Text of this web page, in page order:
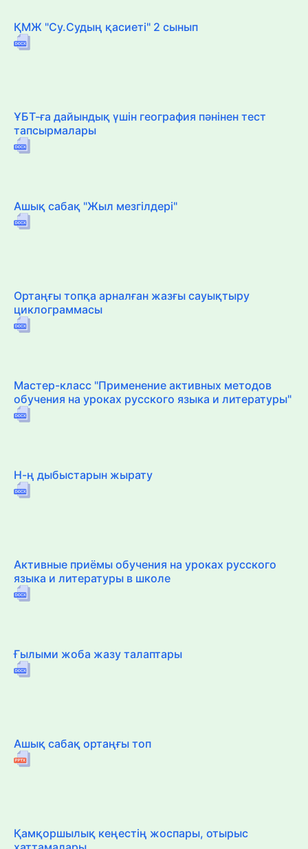
ҚМЖ "Су.Судың қасиеті" 2 сынып
ҰБТ-ға дайындық үшін география пәнінен тест
тапсырмалары
Ашық сабақ "Жыл мезгілдері"
Ортаңғы топқа арналған жазғы сауықтыру
циклограммасы
Мастер-класс "Применение активных методов
обучения на уроках русского языка и литературы"
Н-ң дыбыстарын жырату
Активные приёмы обучения на уроках русского
языка и литературы в школе
Ғылыми жоба жазу талаптары
Ашық сабақ ортаңғы топ
Қамқоршылық кеңестің жоспары, отырыс